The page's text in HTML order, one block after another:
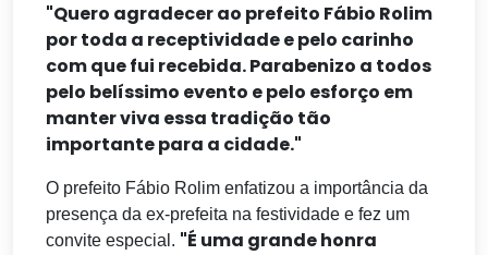
"Quero agradecer ao prefeito Fábio Rolim
por toda a receptividade e pelo carinho
com que fui recebida. Parabenizo a todos
pelo belíssimo evento e pelo esforço em
manter viva essa tradição tão
importante para a cidade."
O prefeito Fábio Rolim enfatizou a importância da
presença da ex-prefeita na festividade e fez um
convite especial. "É uma grande honra